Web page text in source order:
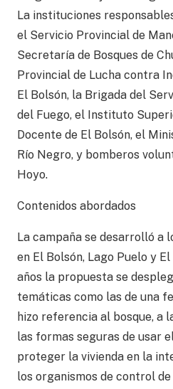
La instituciones
el Servicio Provincial de
Secretaría de Bosques de
Provincial de Lucha contra
El Bolsón, la Brigada del
del Fuego, el Instituto
Docente de El Bolsón, el
Río Negro, y bomberos
Hoyo.
Contenidos abordados
La campaña se desarrolló a
en El Bolsón, Lago Puelo y
años la propuesta se
temáticas como las de una
hizo referencia al bosque, a
las formas seguras de usar
proteger la vivienda en la
los organismos de control de